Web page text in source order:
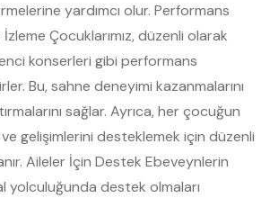
yardımcı olur. Performans
İzleme Çocuklarımız, düzenli olarak
konserleri gibi performans
Bu, sahne deneyimi kazanmalarını
sağlar. Ayrıca, her çocuğun
gelişimlerini desteklemek için düzenli
Aileler İçin Destek Ebeveynlerin
yolculuğunda destek olmaları